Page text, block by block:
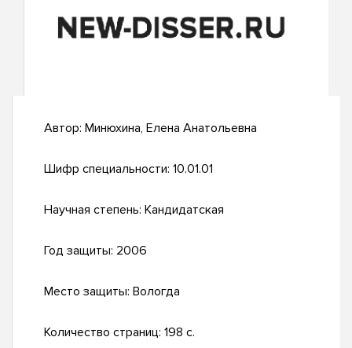
Автор: Минюхина, Елена Анатольевна
Шифр специальности: 10.01.01
Научная степень: Кандидатская
Год защиты: 2006
Место защиты: Вологда
Количество страниц: 198 с.